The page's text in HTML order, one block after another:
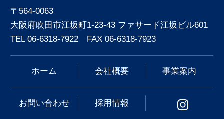
〒564-0063
大阪府吹田市江坂町1-23-43 ファサード江坂ビル601
TEL 06-6318-7922 FAX 06-6318-7923
ホーム 会社概要 事業案内
お問い合わせ 採用情報